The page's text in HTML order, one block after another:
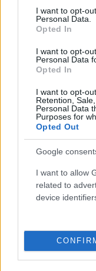
consent section.
I want to opt-
Personal Data.
Opted In
I want to opt-
Personal Data
Opted In
I want to opt-
Retention,
Personal Data
Purposes for
Opted Out
Google
I want to allow
related to
device
ΗΠΑ:
καταθέσεων από
First Republic